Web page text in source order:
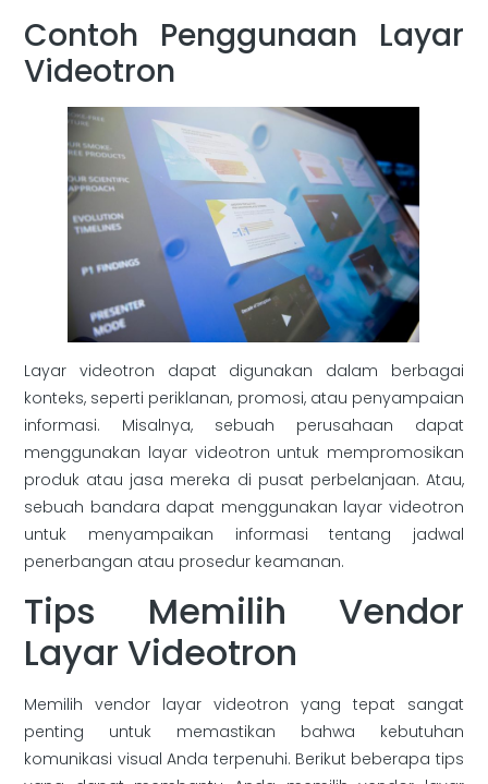
Contoh Penggunaan Layar
Videotron
Layar videotron dapat digunakan dalam berbagai
konteks, seperti periklanan, promosi, atau penyampaian
informasi. Misalnya, sebuah perusahaan dapat
menggunakan layar videotron untuk mempromosikan
produk atau jasa mereka di pusat perbelanjaan. Atau,
sebuah bandara dapat menggunakan layar videotron
untuk menyampaikan informasi tentang jadwal
penerbangan atau prosedur keamanan.
Tips Memilih Vendor
Layar Videotron
Memilih vendor layar videotron yang tepat sangat
penting untuk memastikan bahwa kebutuhan
komunikasi visual Anda terpenuhi. Berikut beberapa tips